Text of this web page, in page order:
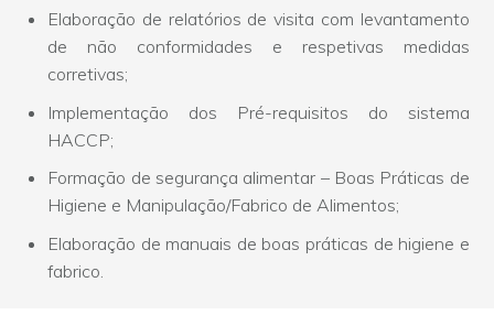
Elaboração de relatórios de visita com levantamento
de não conformidades e respetivas medidas
corretivas;
Implementação dos Pré-requisitos do sistema
HACCP;
Formação de segurança alimentar – Boas Práticas de
Higiene e Manipulação/Fabrico de Alimentos;
Elaboração de manuais de boas práticas de higiene e
fabrico.